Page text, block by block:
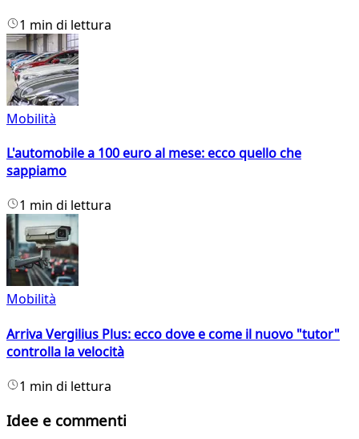
1 min di lettura
Mobilità
L'automobile a 100 euro al mese: ecco quello che
sappiamo
1 min di lettura
Mobilità
Arriva Vergilius Plus: ecco dove e come il nuovo "tutor"
controlla la velocità
1 min di lettura
Idee e commenti